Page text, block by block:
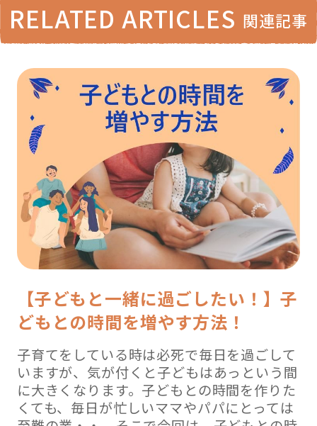
RELATED ARTICLES 関連記事
【子どもと一緒に過ごしたい！】子
どもとの時間を増やす方法！
子育てをしている時は必死で毎日を過ごして
いますが、気が付くと子どもはあっという間
に大きくなります。子どもとの時間を作りた
くても、毎日が忙しいママやパパにとっては